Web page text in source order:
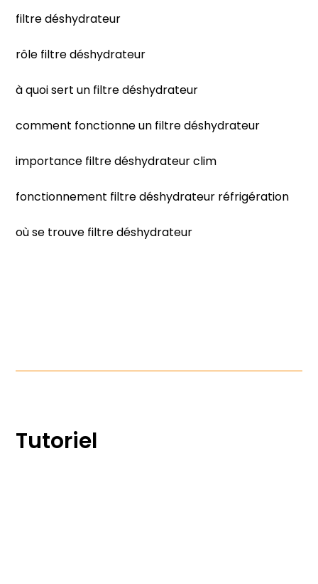
filtre déshydrateur
rôle filtre déshydrateur
à quoi sert un filtre déshydrateur
comment fonctionne un filtre déshydrateur
importance filtre déshydrateur clim
fonctionnement filtre déshydrateur réfrigération
où se trouve filtre déshydrateur
Tutoriel